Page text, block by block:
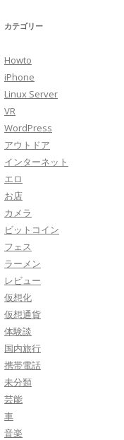
カテゴリー
Howto
iPhone
Linux Server
VR
WordPress
アウトドア
インターネット
エロ
お店
カメラ
ビットコイン
フェス
ラーメン
レビュー
仮想化
仮想通貨
体験談
国内旅行
携帯電話
未分類
芸能
車
音楽